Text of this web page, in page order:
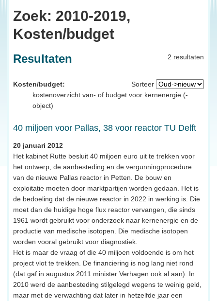
Zoek: 2010-2019,
Kosten/budget
2 resultaten
Resultaten
Sorteer
Kosten/budget:
kostenoverzicht van- of budget voor kernenergie (-
object)
40 miljoen voor Pallas, 38 voor reactor TU Delft
20 januari 2012
Het kabinet Rutte besluit 40 miljoen euro uit te trekken voor
het ontwerp, de aanbesteding en de vergunningprocedure
van de nieuwe Pallas reactor in Petten. De bouw en
exploitatie moeten door marktpartijen worden gedaan. Het is
de bedoeling dat de nieuwe reactor in 2022 in werking is. Die
moet dan de huidige hoge flux reactor vervangen, die sinds
1961 wordt gebruikt voor onderzoek naar kernenergie en de
productie van medische isotopen. Die medische isotopen
worden vooral gebruikt voor diagnostiek.
Het is maar de vraag of die 40 miljoen voldoende is om het
project vlot te trekken. De financiering is nog lang niet rond
(dat gaf in augustus 2011 minister Verhagen ook al aan). In
2010 werd de aanbesteding stilgelegd wegens te weinig geld,
maar met de verwachting dat later in hetzelfde jaar een